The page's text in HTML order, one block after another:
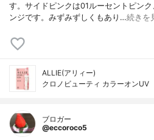
す。サイドピンクは01ルーセントピン
ンジです。みずみずしくもあり…続きを
ALLIE(アリィー)
クロノビューティ カラーオンUV
ブロガー
@eccoroco5